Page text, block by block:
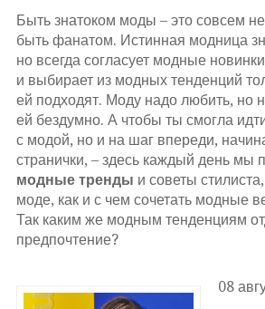
Быть знатоком моды – это совсем
быть фанатом. Истинная модница
но всегда согласует модные
и выбирает из модных тенденций
ей подходят. Моду надо любить, но
ей бездумно. А чтобы ты смогла
с модой, но и на шаг впереди,
странички, – здесь каждый день мы
модные тренды и советы
моде, как и с чем сочетать модные
Так каким же модным тенденциям
предпочтение?
08